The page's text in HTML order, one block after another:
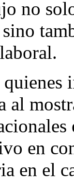
no
al
en
en el